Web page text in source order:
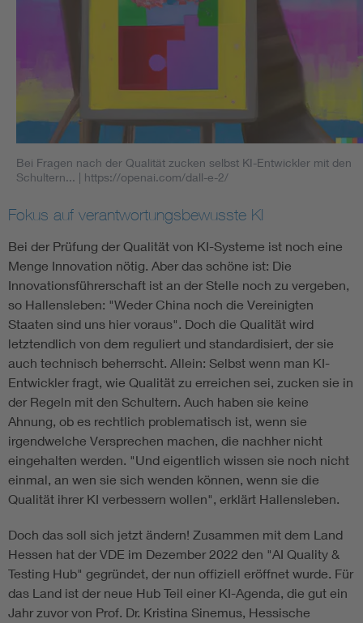
Bei Fragen nach der Qualität zucken selbst KI-Entwickler mit den
Schultern... | https://openai.com/dall-e-2/
Fokus auf verantwortungsbewusste KI
Bei der Prüfung der Qualität von KI-Systeme ist noch eine
Menge Innovation nötig. Aber das schöne ist: Die
Innovationsführerschaft ist an der Stelle noch zu vergeben,
so Hallensleben: "Weder China noch die Vereinigten
Staaten sind uns hier voraus". Doch die Qualität wird
letztendlich von dem reguliert und standardisiert, der sie
auch technisch beherrscht. Allein: Selbst wenn man KI-
Entwickler fragt, wie Qualität zu erreichen sei, zucken sie in
der Regeln mit den Schultern. Auch haben sie keine
Ahnung, ob es rechtlich problematisch ist, wenn sie
irgendwelche Versprechen machen, die nachher nicht
eingehalten werden. "Und eigentlich wissen sie noch nicht
einmal, an wen sie sich wenden können, wenn sie die
Qualität ihrer KI verbessern wollen", erklärt Hallensleben.
Doch das soll sich jetzt ändern! Zusammen mit dem Land
Hessen hat der VDE im Dezember 2022 den "AI Quality &
Testing Hub" gegründet, der nun offiziell eröffnet wurde. Für
das Land ist der neue Hub Teil einer KI-Agenda, die gut ein
Jahr zuvor von Prof. Dr. Kristina Sinemus, Hessische